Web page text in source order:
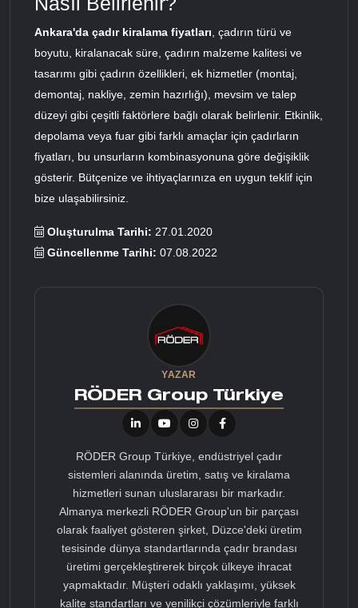
Ankara'da çadır kiralama fiyatları, çadırın türü ve
boyutu, kiralanacak süre, çadırın malzeme kalitesi ve
tasarımı gibi çadırın özellikleri, ek hizmetler (montaj,
demontaj, nakliye, zemin hazırlığı), mevsim ve talep
düzeyi gibi çeşitli faktörlere bağlı olarak belirlenir. Etkinlik,
depolama veya fuar gibi farklı amaçlar için çadırların
fiyatları, bu unsurların kombinasyonuna göre değişiklik
gösterir. Bütçenize ve ihtiyaçlarınıza en uygun teklif için
bize ulaşabilirsiniz.
Oluşturulma Tarihi: 27.01.2020
Güncellenme Tarihi: 07.08.2022
YAZAR
RÖDER Group Türkiye
RÖDER Group Türkiye, endüstriyel çadır
sistemleri alanında üretim, satış ve kiralama
hizmetleri sunan uluslararası bir markadır.
Almanya merkezli RÖDER Group'un bir parçası
olarak faaliyet gösteren şirket, Düzce'deki üretim
tesisinde dünya standartlarında çadır brandası
üretimi gerçekleştirerek birçok ülkeye ihracat
yapmaktadır. Müşteri odaklı yaklaşımı, yüksek
kalite standartları ve yenilikçi çözümleriyle farklı